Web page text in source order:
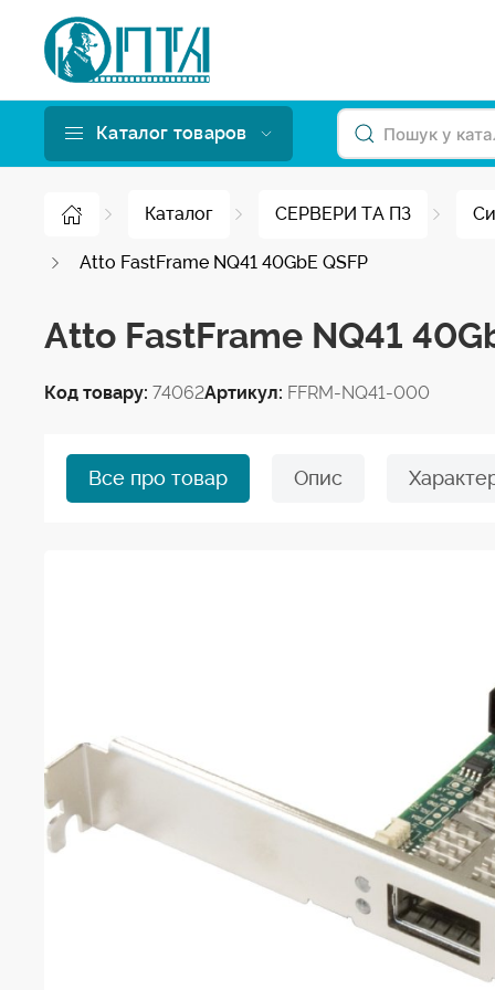
Каталог товаров
Каталог СЕРВЕРИ ТА ПЗ
Atto FastFrame NQ41 40GbE QSFP
Atto FastFrame NQ41
Код товару: 74062Артикул: FFRM-NQ41-000
Все про товар Опис